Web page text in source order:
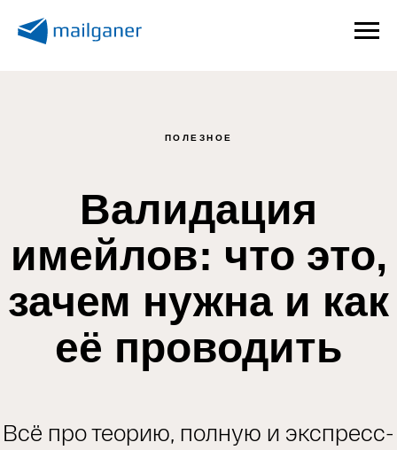
ПОЛЕЗНОЕ
Валидация
имейлов: что это,
зачем нужна и как
её проводить
Всё про теорию, полную и экспресс-